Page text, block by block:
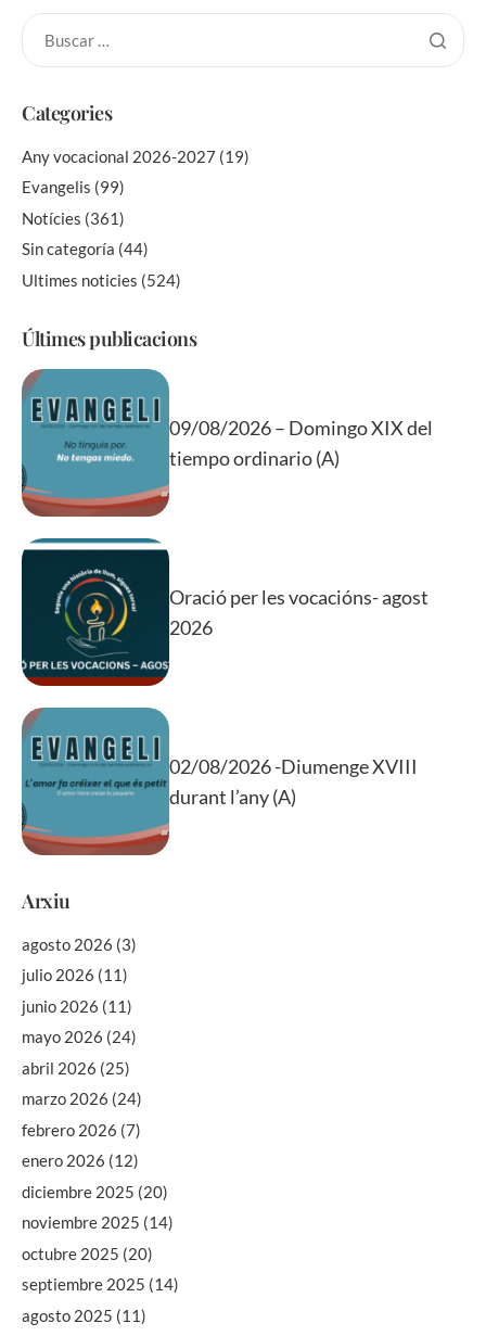
Categories
Any vocacional 2026-2027 (19)
Evangelis (99)
Notícies (361)
Sin categoría (44)
Ultimes noticies (524)
Últimes publicacions
09/08/2026 – Domingo XIX del
tiempo ordinario (A)
Oració per les vocacións- agost
2026
02/08/2026 -Diumenge XVIII
durant l’any (A)
Arxiu
agosto 2026 (3)
julio 2026 (11)
junio 2026 (11)
mayo 2026 (24)
abril 2026 (25)
marzo 2026 (24)
febrero 2026 (7)
enero 2026 (12)
diciembre 2025 (20)
noviembre 2025 (14)
octubre 2025 (20)
septiembre 2025 (14)
agosto 2025 (11)